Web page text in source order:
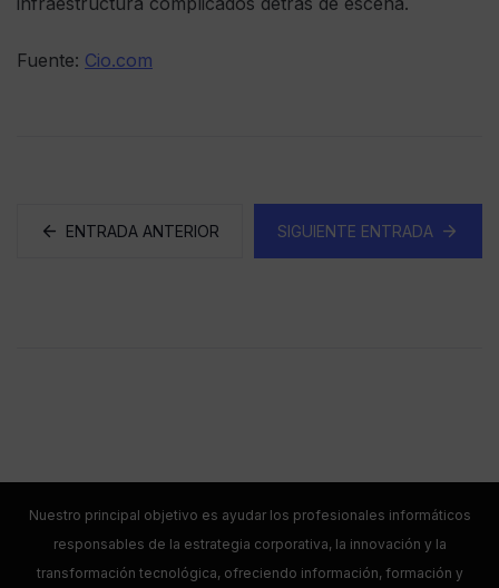
Fuente: Cio.com
ENTRADA ANTERIOR SIGUIENTE ENTRADA
Nuestro principal objetivo es ayudar los profesionales informáticos
responsables de la estrategia corporativa, la innovación y la
transformación tecnológica, ofreciendo información, formación y